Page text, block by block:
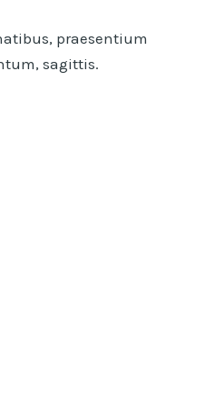
praesentium
sagittis.